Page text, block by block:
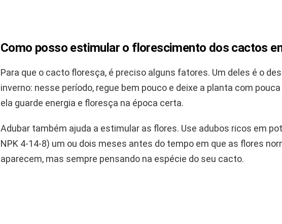
Como posso estimular o florescimento dos cactos
Para que o cacto floresça, é preciso alguns fatores. Um deles é o
inverno: nesse período, regue bem pouco e deixe a planta com pouca
ela guarde energia e floresça na época certa.
Adubar também ajuda a estimular as flores. Use adubos ricos em
NPK 4-14-8) um ou dois meses antes do tempo em que as flores
aparecem, mas sempre pensando na espécie do seu cacto.